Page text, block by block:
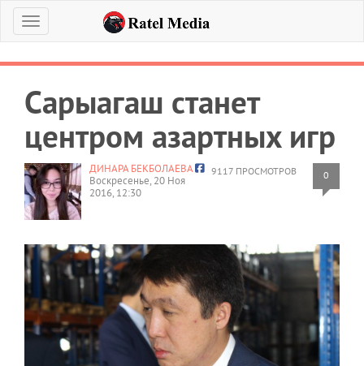
Меню
Сарыагаш станет
центром азартных игр
9117 ПРОСМОТРОВ 0
ДИНАРА БЕКБОЛАЕВА
Воскресенье, 20 Ноя
2016, 12:30